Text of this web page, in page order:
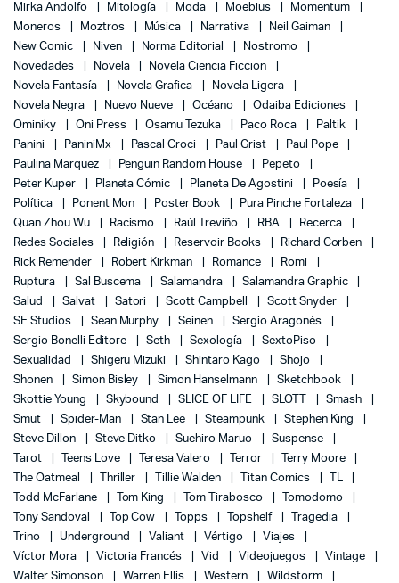
Mirka Andolfo
Mitología Moda Moebius
Momentum
Moneros
Moztros Música Narrativa
Neil Gaiman
New Comic
Niven Norma Editorial
Nostromo
Novedades
Novela
Novela Ciencia Ficcion
Novela Fantasía
Novela Grafica
Novela Ligera
Novela Negra
Nuevo Nueve Océano
Odaiba Ediciones
Ominiky
Oni Press Osamu Tezuka Paco Roca
Paltik
Panini
PaniniMx Pascal Croci Paul Grist
Paul Pope
Paulina Marquez
Penguin Random House
Pepeto
Peter Kuper
Planeta Cómic Planeta De Agostini
Poesía
Política
Ponent Mon Poster Book
Pura Pinche Fortaleza
Quan Zhou Wu
Racismo Raúl Treviño RBA
Recerca
Redes Sociales
Religión Reservoir Books
Richard Corben
Rick Remender
Robert Kirkman Romance
Romi
Ruptura
Sal Buscema Salamandra
Salamandra Graphic
Salud
Salvat Satori Scott Campbell
Scott Snyder
SE Studios
Sean Murphy Seinen
Sergio Aragonés
Sergio Bonelli Editore
Seth Sexología
SextoPiso
Sexualidad
Shigeru Mizuki Shintaro Kago
Shojo
Shonen
Simon Bisley Simon Hanselmann
Sketchbook
Skottie Young
Skybound SLICE OF LIFE SLOTT
Smash
Smut
Spider-Man Stan Lee Steampunk
Stephen King
Steve Dillon
Steve Ditko Suehiro Maruo
Suspense
Tarot
Teens Love Teresa Valero Terror
Terry Moore
The Oatmeal
Thriller Tillie Walden Titan Comics
Todd McFarlane
Tom King Tom Tirabosco
Tomodomo
Tony Sandoval
Top Cow Topps Topshelf
Tragedia
Trino
Underground Valiant Vértigo
Viajes
Víctor Mora
Victoria Francés Vid Videojuegos
Vintage
Walter Simonson
Warren Ellis Western Wildstorm